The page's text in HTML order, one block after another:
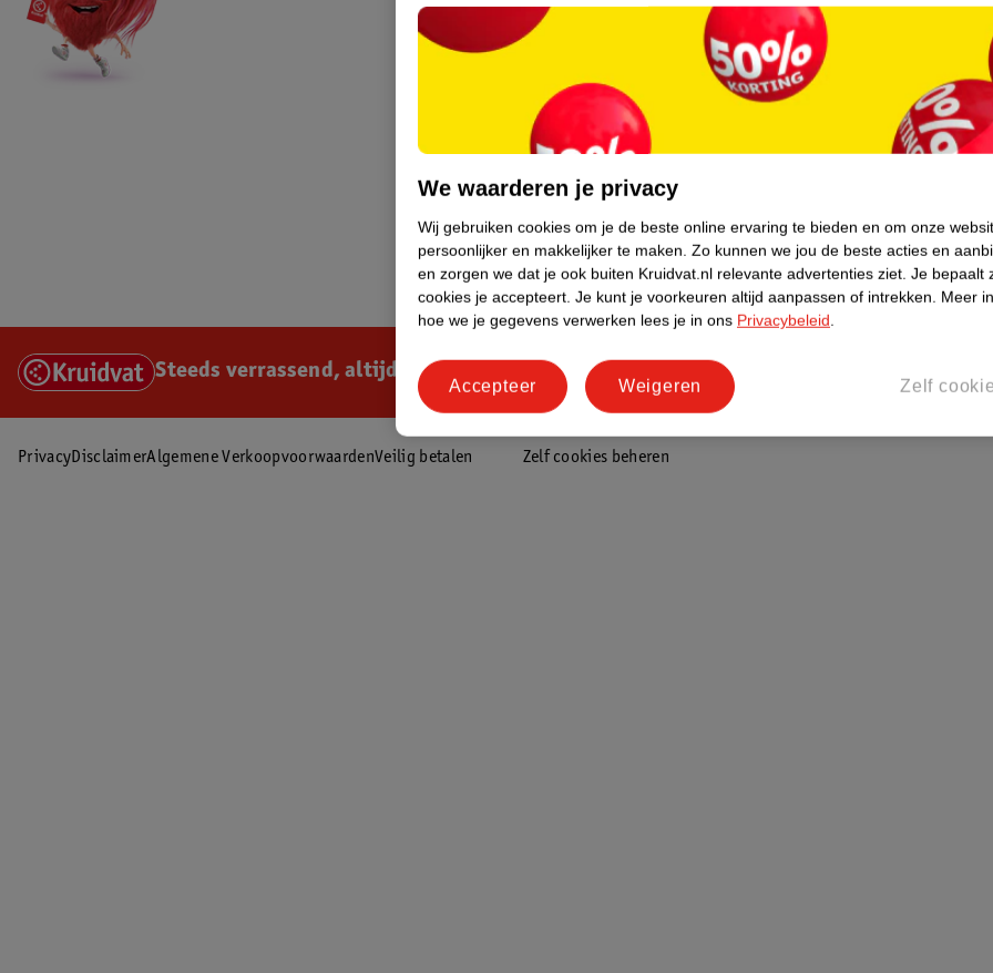
Informatiepagina's
Keurmerk Zelfzorg Online
Steeds verrassend, altijd voordelig!
PrivacyDisclaimerAlgemene VerkoopvoorwaardenVeilig betalen Zelf cookies beheren
We waarderen je privacy
Wij gebruiken cookies om je de beste online ervaring te bieden en om onze
persoonlijker en makkelijker te maken. Zo kunnen we jou de beste acties en
en zorgen we dat je ook buiten Kruidvat.nl relevante advertenties ziet. Je bepaalt
cookies je accepteert. Je kunt je voorkeuren altijd aanpassen of intrekken. Meer
hoe we je gegevens verwerken lees je in ons Privacybeleid.
Zelf
Weigeren
Accepteer